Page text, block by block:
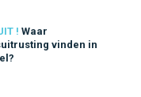
! Waar
vinden in